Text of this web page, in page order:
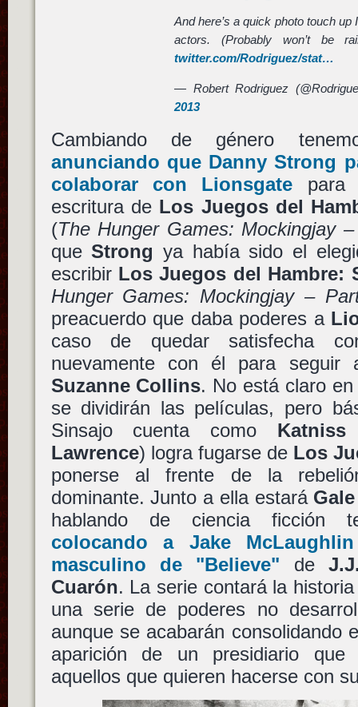
And here’s a quick photo touch up
actors. (Probably won’t be
twitter.com/Rodriguez/stat…
— Robert Rodriguez
2013
Cambiando de género
anunciando que Danny Strong
colaborar con Lionsgate para
escritura de Los Juegos del
(The Hunger Games: Mockingjay
queStrong ya había sido el
escribir Los Juegos del Hambre:
Hunger Games: Mockingjay –
preacuerdo que daba poderes a
caso de quedar satisfecha
nuevamente con él para seguir
Suzanne Collins. No está claro
se dividirán las películas, pero
Sinsajo cuenta como Katniss
Lawrence) logra fugarse de Los
ponerse al frente de la
dominante. Junto a ella estará Gale
hablando de ciencia ficción
colocando a Jake
masculino de "Believe" de
Cuarón. La serie contará la
una serie de poderes no
aunque se acabarán consolidando
aparición de un presidiario que
aquellos que quieren hacerse con